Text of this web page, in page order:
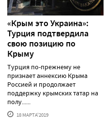
«Крым это Украина»:
Турция подтвердила
свою позицию по
Крыму
Турция по-прежнему не
признает аннексию Крыма
Россией и продолжает
поддержку крымских татар на
полу......
18 МАРТА'2019